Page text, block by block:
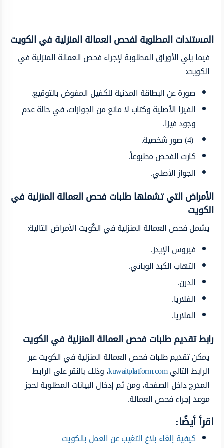
المستندات المطلوبة لفحص العمالة المنزلية في الكويت
فيما يلي الأوراق المطلوبة لإجراء فحص العمالة المنزلية في
الكويت:
صورة عن البطاقة المدنية للكفيل المفوض بالتوقيع.
الفيزا الأصلية وكتاب لا مانع من الجوازات، في حالة عدم
وجود فيزا.
(4) صور شخصية.
كارت الفحص مطبوعاً.
الجواز الأصلي.
الأمراض التي تشملها طلبات فحص العمالة المنزلية في
الكويت
يشمل فحص العمالة المنزلية في الكُويت الأمراض التالية:
فيروس الإيدز.
التهاب الكبد الوبائي.
الدرن.
الفلاريا.
الملاريا.
رابط تقديم طلبات فحص العمالة المنزلية في الكويت
يمكن تقديم طلبات فحص العمالة المنزلية في الكويت عبر
الرابط التاليkuwaitplatform.com، وذلك بالنقر على الرابط
المدرج داخل الصفحة، ومن ثم إدخال البيانات المطلوبة لحجز
موعد إجراء فحص العمالة.
اقرأ أيضًا:
كيفية إلغاء بلاغ التغيب عن العمل بالكويت